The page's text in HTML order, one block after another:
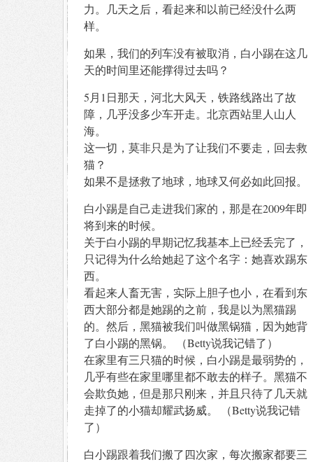
力。几天之后，看起来和以前已经没什么两
样。
如果，我们的列车没有被取消，白小踢在这几
天的时间里还能撑得过去吗？
5月1日那天，河北大风天，铁路线路出了故
障，几乎没多少车开走。北京西站里人山人
海。
这一切，莫非只是为了让我们不要走，回去救
猫？
如果不是拯救了地球，地球又何必如此回报。
白小踢是自己走进我们家的，那是在2009年即
将到来的时候。
关于白小踢的早期记忆我基本上已经丢完了，
只记得为什么给她起了这个名字：她喜欢踢东
西。
看起来人畜无害，实际上胆子也小，在看到东
西大部分都是她踢的之前，我是以为黑猫踢
的。然后，黑猫被我们叫做黑锅猫，因为她背
了白小踢的黑锅。 （Betty说我记错了）
在家里有三只猫的时候，白小踢是最弱势的，
几乎有些在家里哪里都不敢去的样子。黑猫不
会欺负她，但是那只刚来，并且只待了几天就
走掉了的小猫却耀武扬威。 （Betty说我记错
了）
白小踢跟着我们搬了四次家，每次搬家都要三